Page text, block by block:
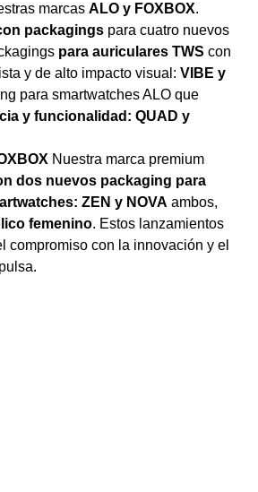
marcas ALO y FOXBOX.
packagings para cuatro nuevos
para auriculares TWS con
y de alto impacto visual: VIBE y
para smartwatches ALO que
y funcionalidad: QUAD y
Nuestra marca premium
dos nuevos packaging para
ZEN y NOVA ambos,
femenino. Estos lanzamientos
compromiso con la innovación y el